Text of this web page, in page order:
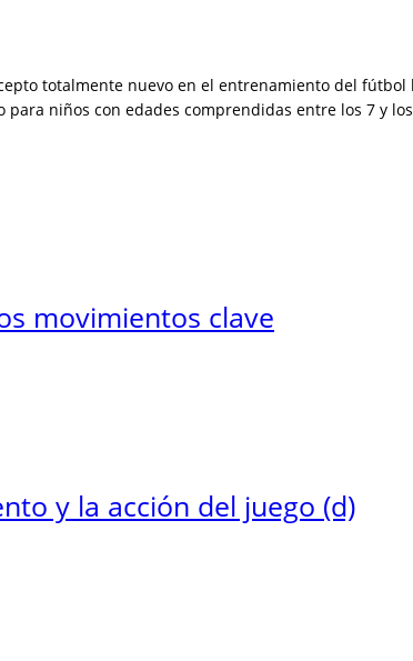
totalmente nuevo en el entrenamiento del
niños con edades comprendidas entre los 7 y
movimientos clave
y la acción del juego (d)